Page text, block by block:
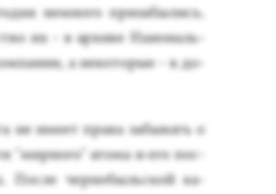
нем­но­го при­забы­лись.
их - в ар­хи­ве На­иональ­
а не­кото­рые - в до­
не име­ет пра­ва за­бывать о
"мир­но­го" ато­ма и его пос­
Пос­ле чер­но­быль­ской ка­